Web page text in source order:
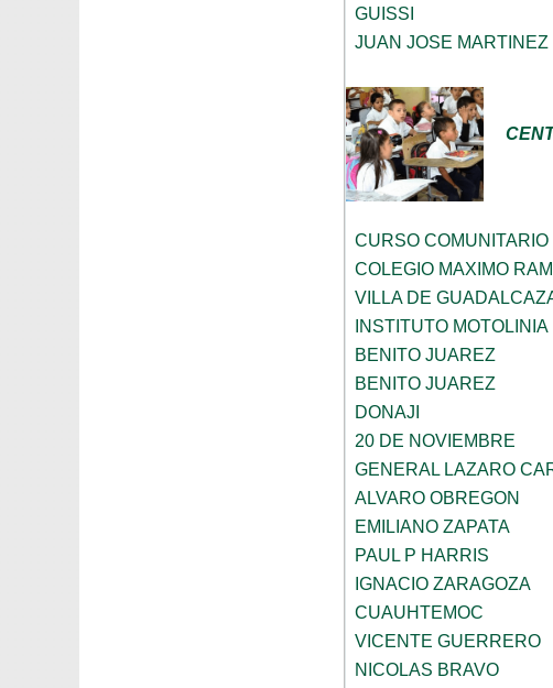
GUISSI
JUAN JOSE MARTINEZ
CURSO
COLEGIO MAXIMO
VILLA DE
INSTITUTO MOTOLINIA
BENITO JUAREZ
BENITO JUAREZ
DONAJI
20 DE NOVIEMBRE
GENERAL LAZARO
ALVARO OBREGON
EMILIANO ZAPATA
PAUL P HARRIS
IGNACIO ZARAGOZA
CUAUHTEMOC
VICENTE GUERRERO
NICOLAS BRAVO